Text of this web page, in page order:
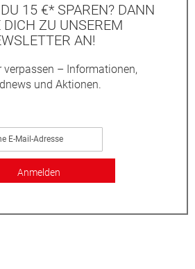
15 €* SPAREN? DANN
DICH ZU UNSEREM
AN!
verpassen – Informationen,
und Aktionen.
Anmelden